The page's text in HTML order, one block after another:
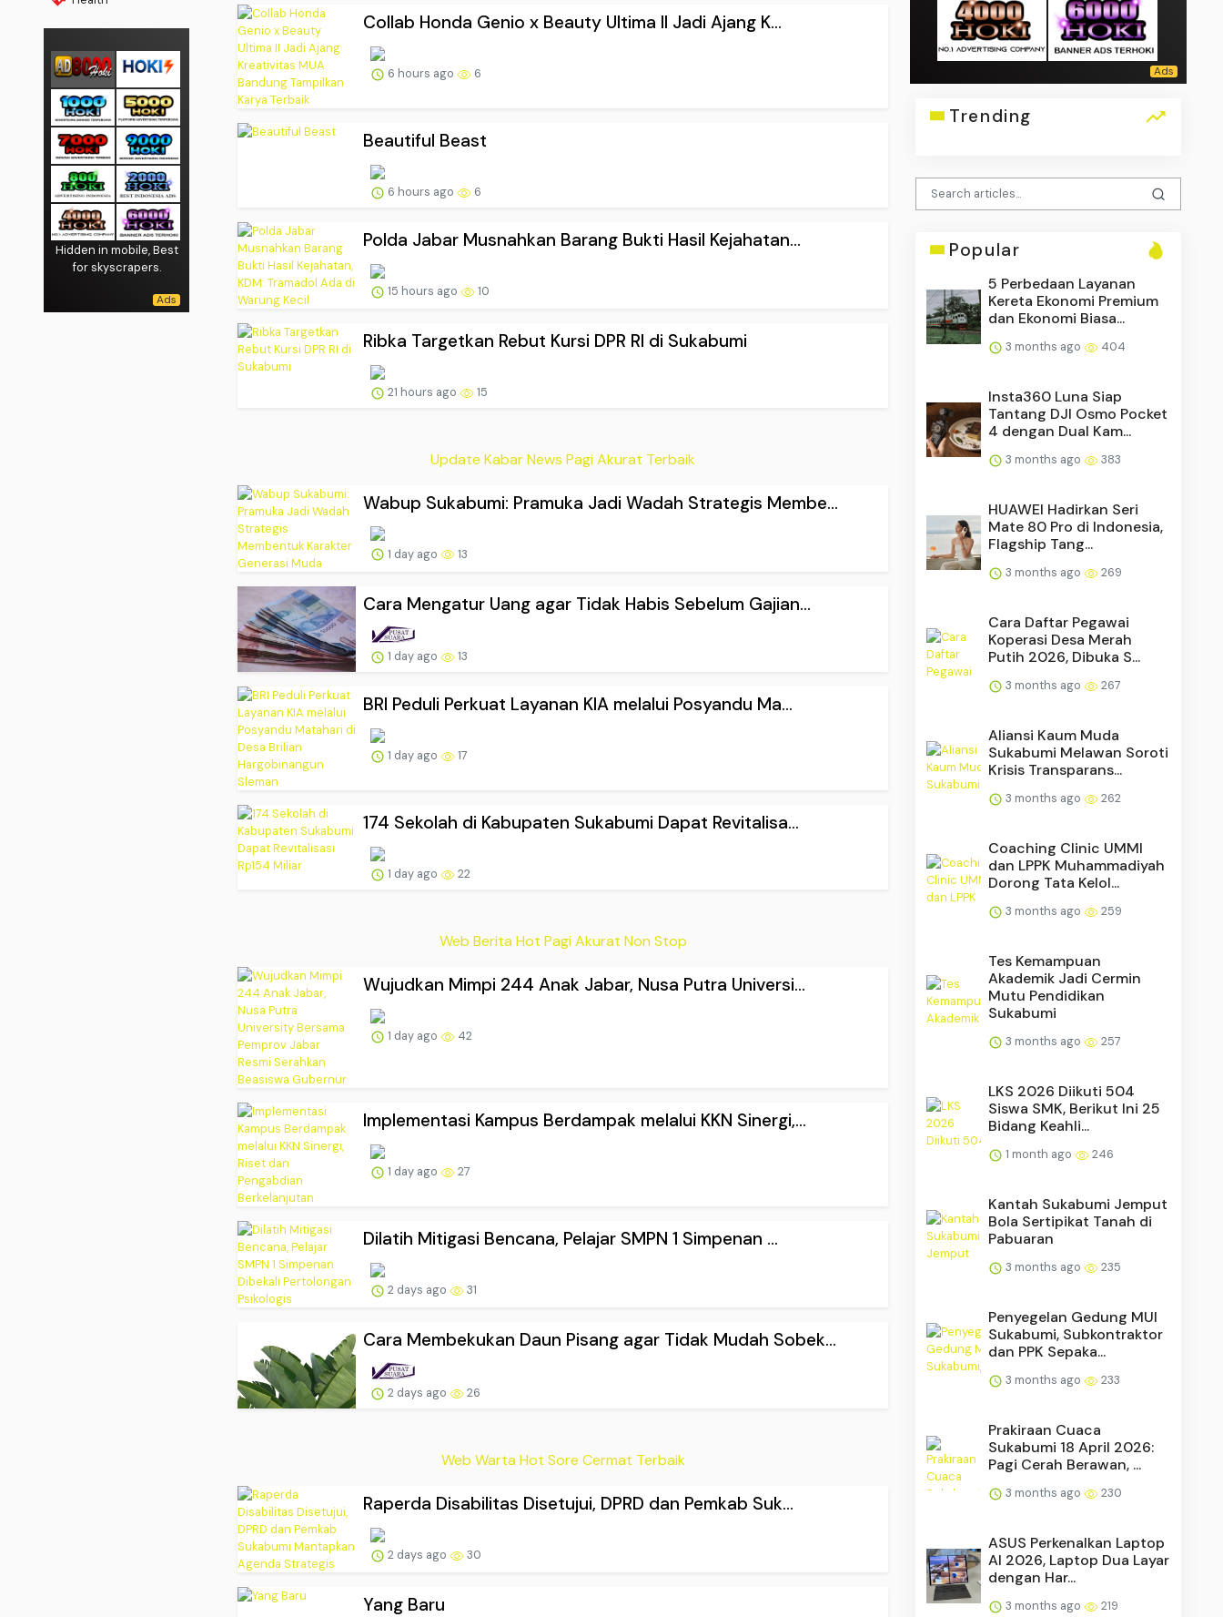
Hidden in mobile, Best
for skyscrapers.
Collab Honda Genio x Beauty Ultima II Jadi Ajang K...
6 hours ago 6
Beautiful Beast
6 hours ago 6
Polda Jabar Musnahkan Barang Bukti Hasil Kejahatan...
15 hours ago 10
Ribka Targetkan Rebut Kursi DPR RI di Sukabumi
21 hours ago 15
Update Kabar News Pagi Akurat Terbaik
Wabup Sukabumi: Pramuka Jadi Wadah Strategis Membe...
1 day ago 13
Cara Mengatur Uang agar Tidak Habis Sebelum Gajian...
1 day ago 13
BRI Peduli Perkuat Layanan KIA melalui Posyandu Ma...
1 day ago 17
174 Sekolah di Kabupaten Sukabumi Dapat Revitalisa...
1 day ago 22
Web Berita Hot Pagi Akurat Non Stop
Wujudkan Mimpi 244 Anak Jabar, Nusa Putra Universi...
1 day ago 42
Implementasi Kampus Berdampak melalui KKN Sinergi,...
1 day ago 27
Dilatih Mitigasi Bencana, Pelajar SMPN 1 Simpenan ...
2 days ago 31
Cara Membekukan Daun Pisang agar Tidak Mudah Sobek...
2 days ago 26
Web Warta Hot Sore Cermat Terbaik
Raperda Disabilitas Disetujui, DPRD dan Pemkab Suk...
2 days ago 30
Yang Baru
Trending
Popular
5 Perbedaan Layanan
Kereta Ekonomi Premium
dan Ekonomi Biasa...
3 months ago 404
Insta360 Luna Siap
Tantang DJI Osmo Pocket
4 dengan Dual Kam...
3 months ago 383
HUAWEI Hadirkan Seri
Mate 80 Pro di Indonesia,
Flagship Tang...
3 months ago 269
Cara Daftar Pegawai
Koperasi Desa Merah
Putih 2026, Dibuka S...
3 months ago 267
Aliansi Kaum Muda
Sukabumi Melawan Soroti
Krisis Transparans...
3 months ago 262
Coaching Clinic UMMI
dan LPPK Muhammadiyah
Dorong Tata Kelol...
3 months ago 259
Tes Kemampuan
Akademik Jadi Cermin
Mutu Pendidikan
Sukabumi
3 months ago 257
LKS 2026 Diikuti 504
Siswa SMK, Berikut Ini 25
Bidang Keahli...
1 month ago 246
Kantah Sukabumi Jemput
Bola Sertipikat Tanah di
Pabuaran
3 months ago 235
Penyegelan Gedung MUI
Sukabumi, Subkontraktor
dan PPK Sepaka...
3 months ago 233
Prakiraan Cuaca
Sukabumi 18 April 2026:
Pagi Cerah Berawan, ...
3 months ago 230
ASUS Perkenalkan Laptop
AI 2026, Laptop Dua Layar
dengan Har...
3 months ago 219